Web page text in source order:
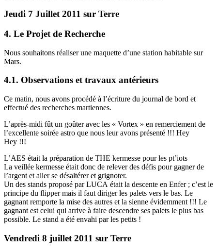
Jeudi 7 Juillet 2011 sur Terre
4. Le Projet de Recherche
Nous souhaitons réaliser une maquette d’une station habitable sur
Mars.
4.1. Observations et travaux antérieurs
Ce matin, nous avons procédé à l’écriture du journal de bord et
effectué des recherches martiennes.
L’après-midi fût un goûter avec les « Vortex » en remerciement de
l’excellente soirée astro que nous leur avons présenté !!! Hey
Hey !!!
L’AES était la préparation de THE kermesse pour les pt’iots
La veillée kermesse était donc de relever des défis pour gagner de
l’argent et aller se désaltérer et grignoter.
Un des stands proposé par LUCA était la descente en Enfer ; c’est le
principe du flipper mais il faut diriger les palets vers le bas. Le
gagnant remporte la mise des autres et la sienne évidemment !!! Le
gagnant est celui qui arrive à faire descendre ses palets le plus bas
possible. Le stand a été envahi par les petits !
Vendredi 8 juillet 2011 sur Terre